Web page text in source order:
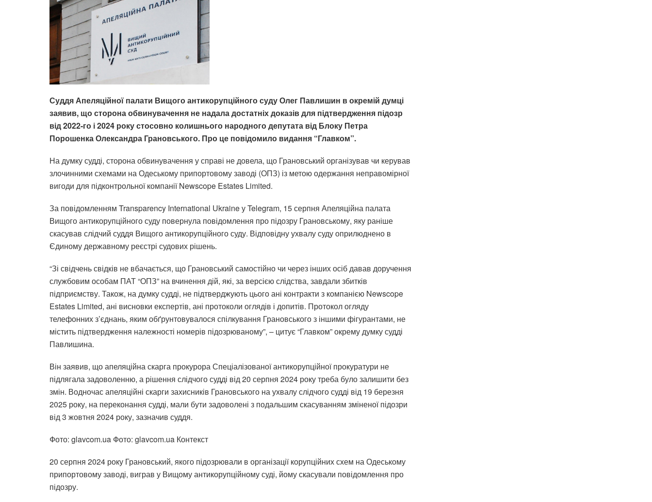
Суддя Апеляційної палати Вищого антикорупційного суду Олег Павлишин в окремій думці
заявив, що сторона обвинувачення не надала достатніх доказів для підтвердження підозр
від 2022-го і 2024 року стосовно колишнього народного депутата від Блоку Петра
Порошенка Олександра Грановського. Про це повідомило видання “Главком”.
На думку судді, сторона обвинувачення у справі не довела, що Грановський організував чи керував
злочинними схемами на Одеському припортовому заводі (ОПЗ) із метою одержання неправомірної
вигоди для підконтрольної компанії Newscope Estates Limited.
За повідомленням Transparency International Ukraine у Telegram, 15 серпня Апеляційна палата
Вищого антикорупційного суду повернула повідомлення про підозру Грановському, яку раніше
скасував слідчий суддя Вищого антикорупційного суду. Відповідну ухвалу суду оприлюднено в
Єдиному державному реєстрі судових рішень.
“Зі свідчень свідків не вбачається, що Грановський самостійно чи через інших осіб давав доручення
службовим особам ПАТ “ОПЗ” на вчинення дій, які, за версією слідства, завдали збитків
підприємству. Також, на думку судді, не підтверджують цього ані контракти з компанією Newscope
Estates Limited, ані висновки експертів, ані протоколи оглядів і допитів. Протокол огляду
телефонних з’єднань, яким обґрунтовувалося спілкування Грановського з іншими фігурантами, не
містить підтвердження належності номерів підозрюваному”, – цитує “Главком” окрему думку судді
Павлишина.
Він заявив, що апеляційна скарга прокурора Спеціалізованої антикорупційної прокуратури не
підлягала задоволенню, а рішення слідчого судді від 20 серпня 2024 року треба було залишити без
змін. Водночас апеляційні скарги захисників Грановського на ухвалу слідчого судді від 19 березня
2025 року, на переконання судді, мали бути задоволені з подальшим скасуванням зміненої підозри
від 3 жовтня 2024 року, зазначив суддя.
Фото: glavcom.ua Фото: glavcom.ua Контекст
20 серпня 2024 року Грановський, якого підозрювали в організації корупційних схем на Одеському
припортовому заводі, виграв у Вищому антикорупційному суді, йомускасували повідомлення про
підозру.